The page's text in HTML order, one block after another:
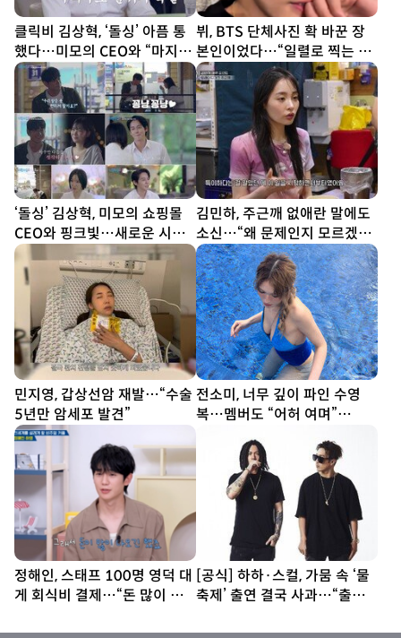
클릭비 김상혁, ‘돌싱’ 아픔 통
했다…미모의 CEO와 “마지막
까지 내 편” 공감 (신랑수업2)
뷔, BTS 단체사진 확 바꾼 장
본인이었다…“일렬로 찍는 거
재미없어”
‘돌싱’ 김상혁, 미모의 쇼핑몰
CEO와 핑크빛…새로운 시작
(신랑수업2)
김민하, 주근깨 없애란 말에도
소신…“왜 문제인지 모르겠다”
(전현무계획4)
민지영, 갑상선암 재발…“수술
5년만 암세포 발견”
전소미, 너무 깊이 파인 수영
복…멤버도 “어허 여며”
정해인, 스태프 100명 영덕 대
게 회식비 결제…“돈 많이 나
[공식] 하하·스컬, 가뭄 속 ‘물
축제’ 출연 결국 사과…“출연